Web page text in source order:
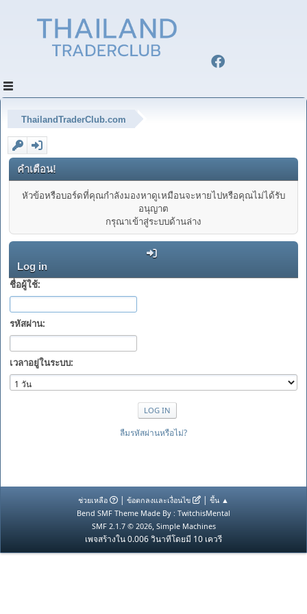
ThailandTraderClub.com
คำเตือน!
หัวข้อหรือบอร์ดที่คุณกำลังมองหาดูเหมือนจะหายไปหรือคุณไม่ได้รับ
อนุญาต
กรุณาเข้าสู่ระบบด้านล่าง
Log in
ชื่อผู้ใช้:
รหัสผ่าน:
เวลาอยู่ในระบบ:
ลืมรหัสผ่านหรือไม่?
ช่วยเหลือ | ข้อตกลงและเงื่อนไข | ขึ้น ▲
Bend SMF Theme Made By : TwitchisMental
SMF 2.1.7 © 2026, Simple Machines
เพจสร้างใน 0.006 วินาทีโดยมี 10 เควรี